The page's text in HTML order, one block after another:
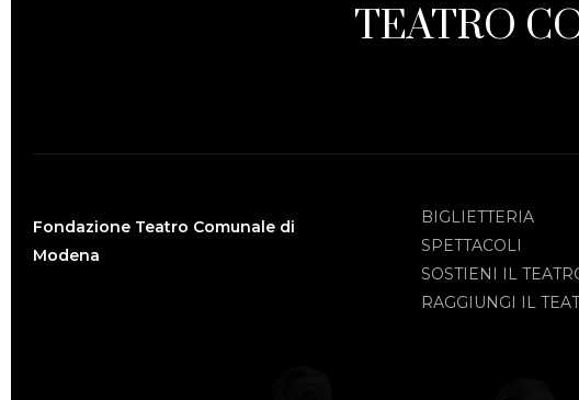
TEATRO
Fondazione Teatro Comunale di
Modena
BIGLIETTERIA
SPETTACOLI
SOSTIENI IL
RAGGIUNGI IL